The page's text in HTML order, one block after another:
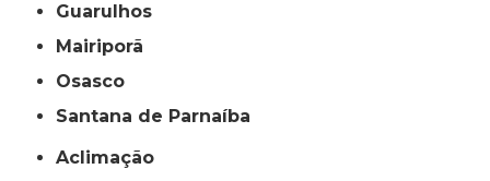
Guarulhos
Mairiporã
Osasco
Santana de Parnaíba
Aclimação